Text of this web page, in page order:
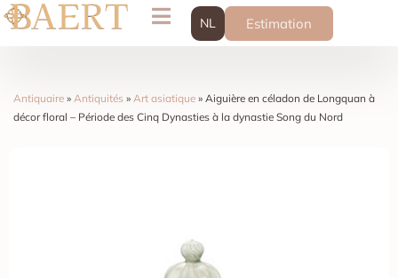
NL Estimation
Antiquaire » Antiquités » Art asiatique » Aiguière en céladon de Longquan à
décor floral – Période des Cinq Dynasties à la dynastie Song du Nord